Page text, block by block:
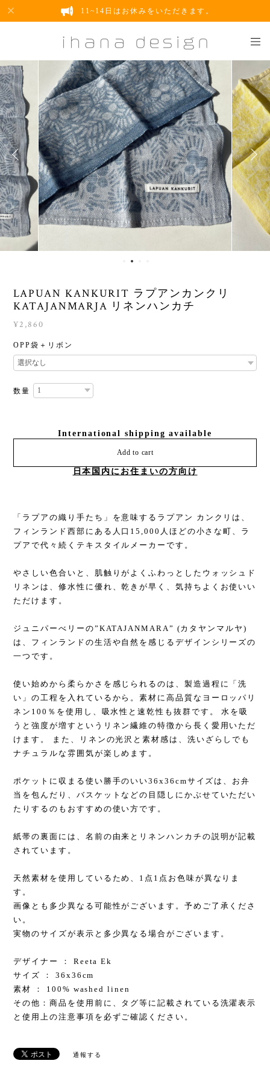
11~14日はお休みをいただきます。
LAPUAN KANKURIT ラプアンカンクリ
KATAJANMARJA リネンハンカチ
¥2,860
OPP袋＋リボン
数量
International shipping available
Add to cart
日本国内にお住まいの方向け
「ラプアの織り手たち」を意味するラプアン カンクリは、
フィンランド西部にある人口15,000人ほどの小さな町、ラ
プアで代々続くテキスタイルメーカーです。
やさしい色合いと、肌触りがよくふわっとしたウォッシュド
リネンは、修水性に優れ、乾きが早く、気持ちよくお使いい
ただけます。
ジュニパーべリーの”KATAJANMARA” (カタヤンマルヤ)
は、フィンランドの生活や自然を感じるデザインシリーズの
一つです。
使い始めから柔らかさを感じられるのは、製造過程に「洗
い」の工程を入れているから。素材に高品質なヨーロッパリ
ネン100％を使用し、吸水性と速乾性も抜群です。 水を吸
うと強度が増すというリネン繊維の特徴から長く愛用いただ
けます。 また、リネンの光沢と素材感は、洗いざらしでも
ナチュラルな雰囲気が楽しめます。
ポケットに収まる使い勝手のいい36x36cmサイズは、お弁
当を包んだり、バスケットなどの目隠しにかぶせていただい
たりするのもおすすめの使い方です。
紙帯の裏面には、名前の由来とリネンハンカチの説明が記載
されています。
天然素材を使用しているため、1点1点お色味が異なりま
す。
画像とも多少異なる可能性がございます。予めご了承くださ
い。
実物のサイズが表示と多少異なる場合がございます。
デザイナー ： Reeta Ek
サイズ ： 36x36cm
素材 ： 100% washed linen
その他：商品を使用前に、タグ等に記載されている洗濯表示
と使用上の注意事項を必ずご確認ください。
通報する